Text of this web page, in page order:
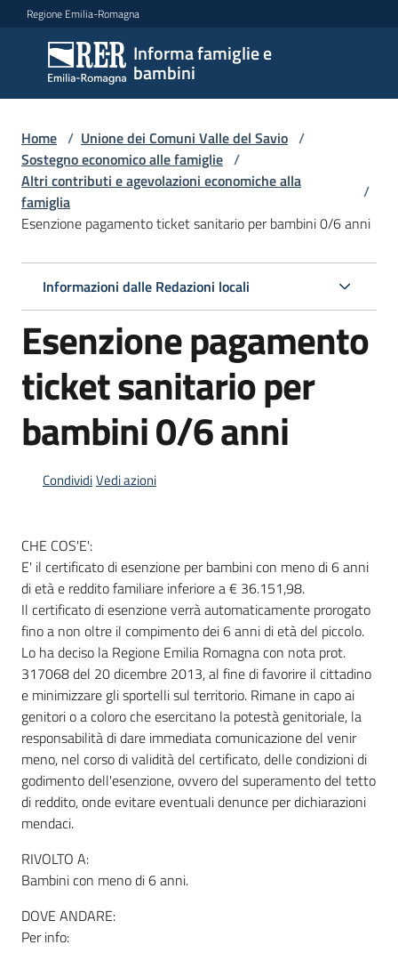
Vai al contenuto
Vai alla navigazione
Vai al footer
Regione Emilia-Romagna
Informa famiglie e
bambini
Informa
famiglie
e
bambini
Argomenti
Servizi
Centri
per
famiglie
locali
Newsletter
Home / Unione dei Comuni Valle del Savio /
Sostegno economico alle famiglie /
Altri contributi e agevolazioni economiche alla
famiglia
/
Esenzione pagamento ticket sanitario per bambini 0/6 anni
Informazioni dalle Redazioni locali
Esenzione pagamento
ticket sanitario per
bambini 0/6 anni
CondividiVedi azioni
CHE COS'E':
E' il certificato di esenzione per bambini con meno di 6 anni
di età e reddito familiare inferiore a € 36.151,98.
Il certificato di esenzione verrà automaticamente prorogato
fino a non oltre il compimento dei 6 anni di età del piccolo.
Lo ha deciso la Regione Emilia Romagna con nota prot.
317068 del 20 dicembre 2013, al fine di favorire il cittadino
e minimizzare gli sportelli sul territorio. Rimane in capo ai
genitori o a coloro che esercitano la potestà genitoriale, la
responsabilità di dare immediata comunicazione del venir
meno, nel corso di validità del certificato, delle condizioni di
godimento dell'esenzione, ovvero del superamento del tetto
di reddito, onde evitare eventuali denunce per dichiarazioni
mendaci.
RIVOLTO A:
Bambini con meno di 6 anni.
DOVE ANDARE:
Per info: